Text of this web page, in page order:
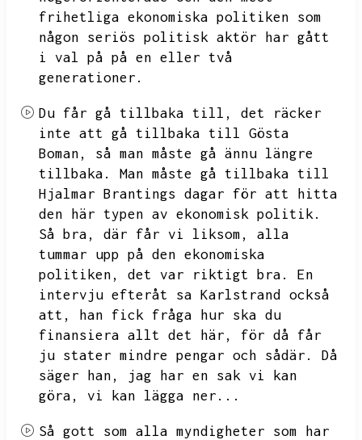
frihetliga ekonomiska politiken som
någon seriös politisk aktör har gått
i val på på en eller två
generationer.
Du får gå tillbaka till,
det räcker
inte att gå tillbaka till Gösta
Boman,
så man måste gå ännu längre
tillbaka.
Man måste gå tillbaka till
Hjalmar Brantings dagar för att hitta
den här typen av ekonomisk politik.
Så bra,
där får vi liksom,
alla
tummar upp på den ekonomiska
politiken,
det var riktigt bra.
En
intervju efteråt sa Karlstrand också
att,
han fick fråga hur ska du
finansiera allt det här,
för då får
ju stater mindre pengar och sådär.
Då
säger han,
jag har en sak vi kan
göra,
vi kan lägga ner...
Så gott som alla myndigheter som har